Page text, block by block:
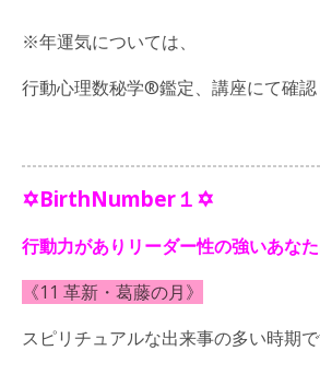
※年運気については、
行動心理数秘学®鑑定、講座にて確認
✡BirthNumber１✡
行動力がありリーダー性の強いあな
《11 革新・葛藤の月》
スピリチュアルな出来事の多い時期で